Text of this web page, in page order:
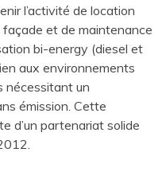
l’activité de location
et de maintenance
bi-energy (diesel et
aux environnements
nécessitant un
émission. Cette
d’un partenariat solide